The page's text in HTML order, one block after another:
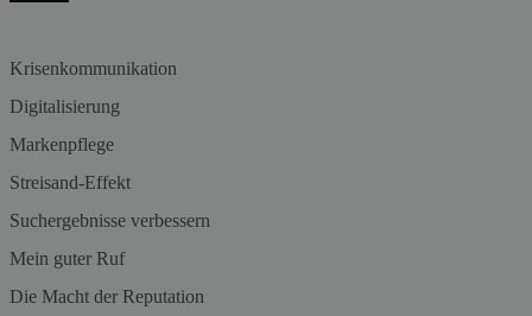
Krisenkommunikation
Digitalisierung
Markenpflege
Streisand-Effekt
Suchergebnisse verbessern
Mein guter Ruf
Die Macht der Reputation